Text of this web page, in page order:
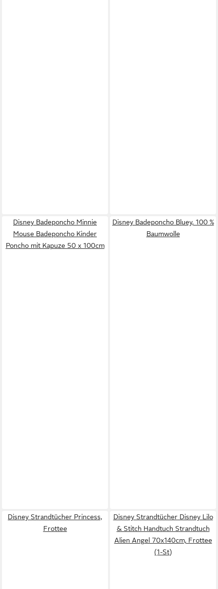
Disney Badeponcho Minnie
Mouse Badeponcho Kinder
Poncho mit Kapuze 50 x 100cm
Disney Badeponcho Bluey, 100 %
Baumwolle
Disney Strandtücher Princess,
Frottee
Disney Strandtücher Disney Lilo
& Stitch Handtuch Strandtuch
Alien Angel 70x140cm, Frottee
(1-St)